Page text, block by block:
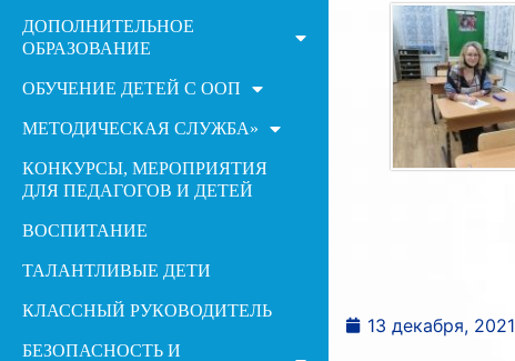
ДОПОЛНИТЕЛЬНОЕ
ОБРАЗОВАНИЕ
ОБУЧЕНИЕ ДЕТЕЙ С ООП
МЕТОДИЧЕСКАЯ СЛУЖБА»
КОНКУРСЫ, МЕРОПРИЯТИЯ
ДЛЯ ПЕДАГОГОВ И ДЕТЕЙ
ВОСПИТАНИЕ
ТАЛАНТЛИВЫЕ ДЕТИ
КЛАССНЫЙ РУКОВОДИТЕЛЬ
БЕЗОПАСНОСТЬ И
13 декабря, 2021